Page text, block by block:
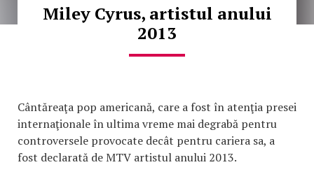
Miley Cyrus, artistul anului
2013
Cântăreaţa pop americană, care a fost în atenţia presei
internaţionale în ultima vreme mai degrabă pentru
controversele provocate decât pentru cariera sa, a
fost declarată de MTV artistul anului 2013.